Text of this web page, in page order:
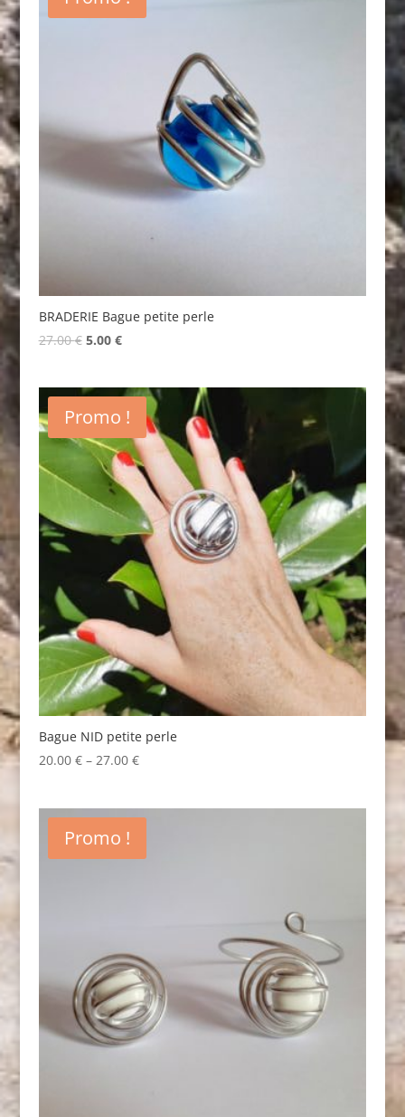
BRADERIE Bague petite perle
27.00€ Original
27.00 €.
5.00 €Current
5.00 €.
Promo !
Bague NID petite perle
20.00 €– 27.00 €
Promo !